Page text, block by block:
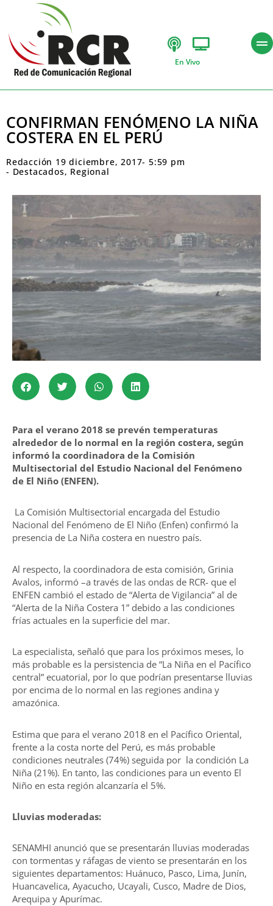
En Vivo
CONFIRMAN FENÓMENO LA NIÑA
COSTERA EN EL PERÚ
Redacción 19 diciembre, 2017- 5:59 pm
- Destacados, Regional
Para el verano 2018 se prevén temperaturas
alrededor de lo normal en la región costera, según
informó la coordinadora de la Comisión
Multisectorial del Estudio Nacional del Fenómeno
de El Niño (ENFEN).
La Comisión Multisectorial encargada del Estudio
Nacional del Fenómeno de El Niño (Enfen) confirmó la
presencia de La Niña costera en nuestro país.
Al respecto, la coordinadora de esta comisión, Grinia
Avalos, informó –a través de las ondas de RCR- que el
ENFEN cambió el estado de “Alerta de Vigilancia” al de
“Alerta de la Niña Costera 1” debido a las condiciones
frías actuales en la superficie del mar.
La especialista, señaló que para los próximos meses, lo
más probable es la persistencia de “La Niña en el Pacífico
central” ecuatorial, por lo que podrían presentarse lluvias
por encima de lo normal en las regiones andina y
amazónica.
Estima que para el verano 2018 en el Pacífico Oriental,
frente a la costa norte del Perú, es más probable
condiciones neutrales (74%) seguida por la condición La
Niña (21%). En tanto, las condiciones para un evento El
Niño en esta región alcanzaría el 5%.
Lluvias moderadas:
SENAMHI anunció que se presentarán lluvias moderadas
con tormentas y ráfagas de viento se presentarán en los
siguientes departamentos: Huánuco, Pasco, Lima, Junín,
Huancavelica, Ayacucho, Ucayali, Cusco, Madre de Dios,
Arequipa y Apurímac.